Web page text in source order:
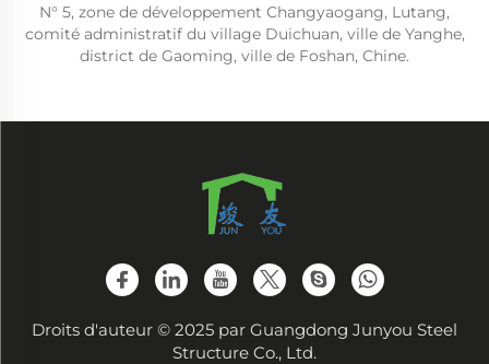
N° 5, zone de développement Changyaogang, Lutang,
comité administratif du village Duichuan, ville de Yanghe,
district de Gaoming, ville de Foshan, Chine.
Droits d'auteur © 2025 par Guangdong Junyou Steel
Structure Co., Ltd.